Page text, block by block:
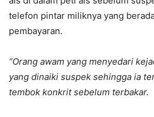
telefon pintar miliknya yang
pembayaran.
“Orang awam yang menyedari
yang dinaiki suspek sehingga ia
tembok konkrit sebelum terbakar.